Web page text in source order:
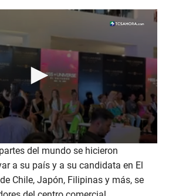
del mundo se hicieron
a su país y a su candidata en El
Chile, Japón, Filipinas y más, se